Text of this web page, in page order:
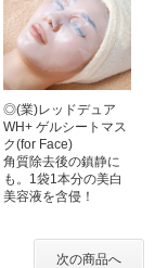
◎(業)レッドデュア
WH+ ゲルシートマス
ク(for Face)
角質除去後の鎮静に
も。1袋1本分の美白
美容液を含侵！
次の商品へ